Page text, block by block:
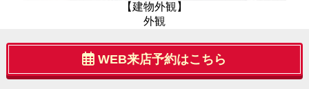
【建物外観】
外観
WEB来店予約はこちら